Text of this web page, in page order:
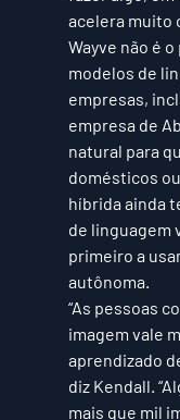
acelera muito
Wayve não é
modelos de
empresas,
empresa de
natural para
domésticos
híbrida ainda
de linguagem
primeiro a
autônoma.
“As pessoas
imagem vale
aprendizado
diz Kendall.
mais que mil